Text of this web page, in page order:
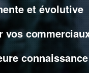
et évolutive
vos